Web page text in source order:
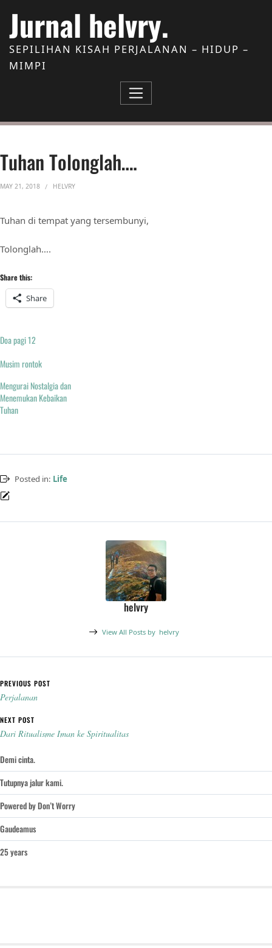
Jurnal helvry.
SEPILIHAN KISAH PERJALANAN – HIDUP –
MIMPI
Tuhan Tolonglah….
MAY 21, 2018 HELVRY
Tuhan di tempat yang tersembunyi,
Tolonglah….
Share this:
Share
Doa pagi 12
Musim rontok
Mengurai Nostalgia dan
Menemukan Kebaikan
Tuhan
Posted in: Life
helvry
View All Posts by helvry
Post navigation
PREVIOUS POST
Perjalanan
NEXT POST
Dari Ritualisme Iman ke Spiritualitas
Demi cinta.
Tutupnya jalur kami.
Powered by Don’t Worry
Gaudeamus
25 years